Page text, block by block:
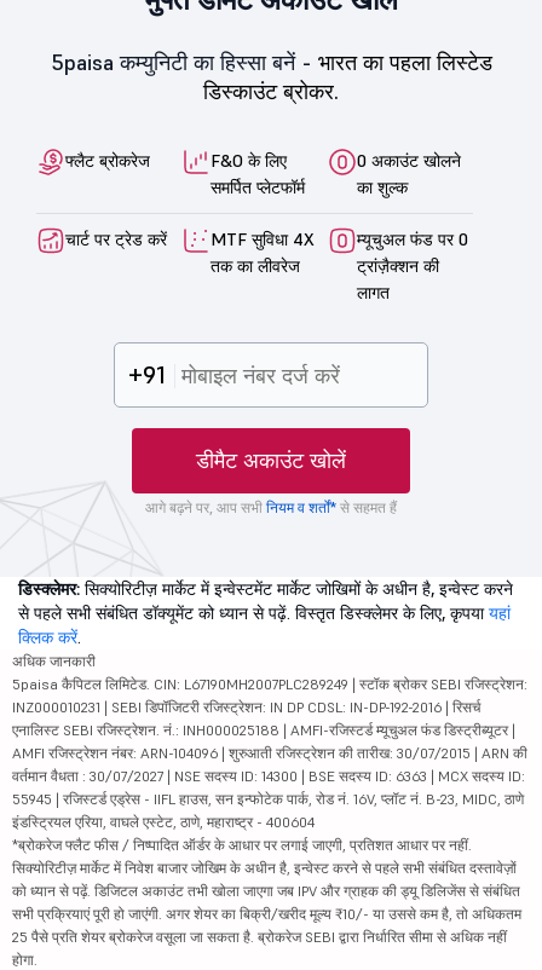
5paisa कम्युनिटी का हिस्सा बनें - भारत का पहला लिस्टेड
डिस्काउंट ब्रोकर.
फ्लैट ब्रोकरेज
F&O के लिए
समर्पित प्लेटफॉर्म
0 अकाउंट खोलने
का शुल्क
चार्ट पर ट्रेड करें
MTF सुविधा 4X
तक का लीवरेज
म्यूचुअल फंड पर 0
ट्रांज़ैक्शन की
लागत
+91
डीमैट अकाउंट खोलें
आगे बढ़ने पर, आप सभी नियम व शर्तों* से सहमत हैं
डिस्क्लेमर: सिक्योरिटीज़ मार्केट में इन्वेस्टमेंट मार्केट जोखिमों के अधीन है, इन्वेस्ट करने
से पहले सभी संबंधित डॉक्यूमेंट को ध्यान से पढ़ें. विस्तृत डिस्क्लेमर के लिए, कृपयायहां
क्लिक करें.
अधिक जानकारी
5paisa कैपिटल लिमिटेड. CIN: L67190MH2007PLC289249 | स्टॉक ब्रोकर SEBI रजिस्ट्रेशन:
INZ000010231 | SEBI डिपॉजिटरी रजिस्ट्रेशन: IN DP CDSL: IN-DP-192-2016 | रिसर्च
एनालिस्ट SEBI रजिस्ट्रेशन. नं.: INH000025188 | AMFI-रजिस्टर्ड म्यूचुअल फंड डिस्ट्रीब्यूटर |
AMFI रजिस्ट्रेशन नंबर: ARN-104096 | शुरुआती रजिस्ट्रेशन की तारीख: 30/07/2015 | ARN की
वर्तमान वैधता : 30/07/2027 | NSE सदस्य ID: 14300 | BSE सदस्य ID: 6363 | MCX सदस्य ID:
55945 | रजिस्टर्ड एड्रेस - IIFL हाउस, सन इन्फोटेक पार्क, रोड नं. 16V, प्लॉट नं. B-23, MIDC, ठाणे
इंडस्ट्रियल एरिया, वाघले एस्टेट, ठाणे, महाराष्ट्र - 400604
*ब्रोकरेज फ्लैट फीस / निष्पादित ऑर्डर के आधार पर लगाई जाएगी, प्रतिशत आधार पर नहीं.
सिक्योरिटीज़ मार्केट में निवेश बाजार जोखिम के अधीन है, इन्वेस्ट करने से पहले सभी संबंधित दस्तावेज़ों
को ध्यान से पढ़ें. डिजिटल अकाउंट तभी खोला जाएगा जब IPV और ग्राहक की ड्यू डिलिजेंस से संबंधित
सभी प्रक्रियाएं पूरी हो जाएंगी. अगर शेयर का बिक्री/खरीद मूल्य ₹10/- या उससे कम है, तो अधिकतम
25 पैसे प्रति शेयर ब्रोकरेज वसूला जा सकता है. ब्रोकरेज SEBI द्वारा निर्धारित सीमा से अधिक नहीं
होगा.